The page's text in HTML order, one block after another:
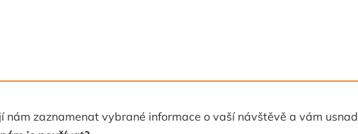
zaznamenat vybrané informace o vaší návštěvě a vám